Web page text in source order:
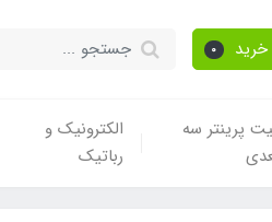
0
پرینتر سه
الکترونیک و
رباتیک